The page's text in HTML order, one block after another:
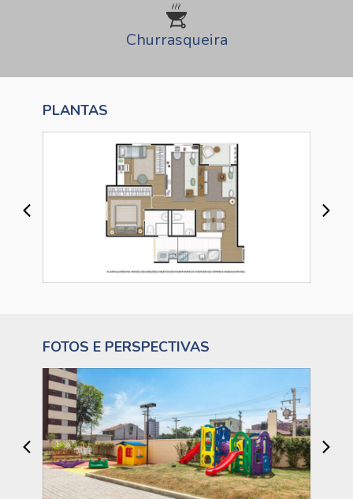
Churrasqueira
PLANTAS
FOTOS E PERSPECTIVAS